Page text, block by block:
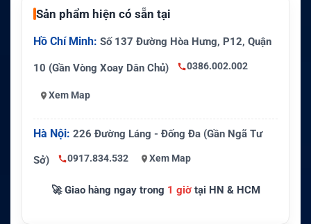
Sản phẩm hiện có sẵn tại
Hồ Chí Minh: Số 137 Đường Hòa Hưng, P12, Quận
10 (Gần Vòng Xoay Dân Chủ) 0386.002.002
Xem Map
Hà Nội: 226 Đường Láng - Đống Đa (Gần Ngã Tư
Sở) 0917.834.532 Xem Map
🚀 Giao hàng ngay trong 1 giờtại HN & HCM